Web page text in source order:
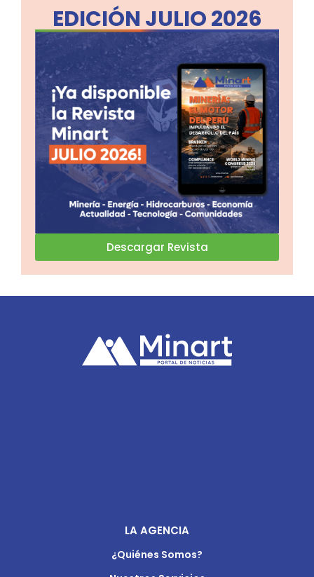
EDICIÓN JULIO 2026
Descargar Revista
LA AGENCIA
¿Quiénes Somos?